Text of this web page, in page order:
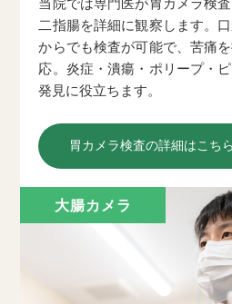
当院では専門医が胃カメラ検
二指腸を詳細に観察します。
からでも検査が可能で、苦痛
応。炎症・潰瘍・ポリープ・
発見に役立ちます。
胃カメラ検査の詳細はこちら
大腸カメラ